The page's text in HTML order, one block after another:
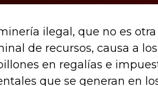
ilegal, que no es otra
de recursos, causa a
en regalías e
que se generan en